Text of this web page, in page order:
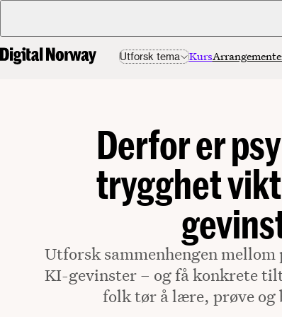
Utforsk tema Kurs
Derfor er
trygghet
Utforsk sammenhengen
KI-gevinster – og få konkrete
folk tør å lære, prøve